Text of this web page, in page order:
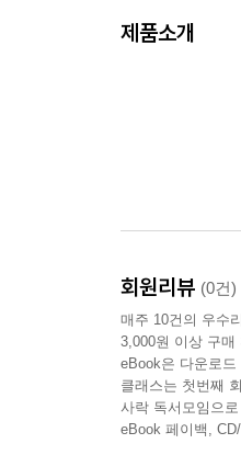
제품소개
회원리뷰 (0건)
매주 10건의 우수
3,000원 이상 구매
eBook은 다운로
클래스는 첫번째
사락 독서모임으
eBook 페이백,